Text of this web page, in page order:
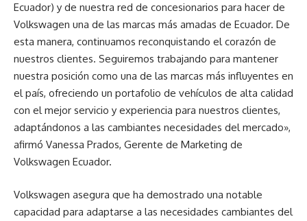
Ecuador) y de nuestra red de concesionarios para hacer de
Volkswagen una de las marcas más amadas de Ecuador. De
esta manera, continuamos reconquistando el corazón de
nuestros clientes. Seguiremos trabajando para mantener
nuestra posición como una de las marcas más influyentes en
el país, ofreciendo un portafolio de vehículos de alta calidad
con el mejor servicio y experiencia para nuestros clientes,
adaptándonos a las cambiantes necesidades del mercado»,
afirmó Vanessa Prados, Gerente de Marketing de
Volkswagen Ecuador.
Volkswagen asegura que ha demostrado una notable
capacidad para adaptarse a las necesidades cambiantes del